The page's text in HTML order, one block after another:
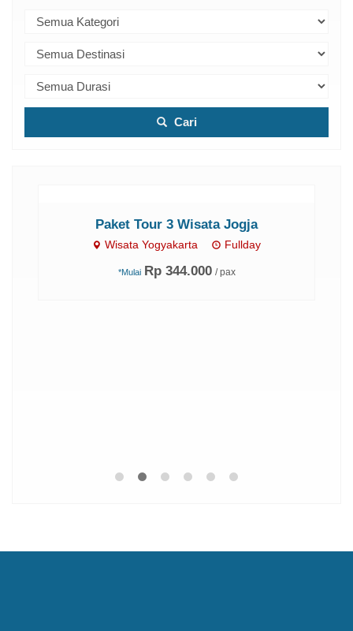
Cari
Paket Tour 3 Wisata Jogja
Wisata Yogyakarta Fullday
*Mulai Rp 344.000 / pax